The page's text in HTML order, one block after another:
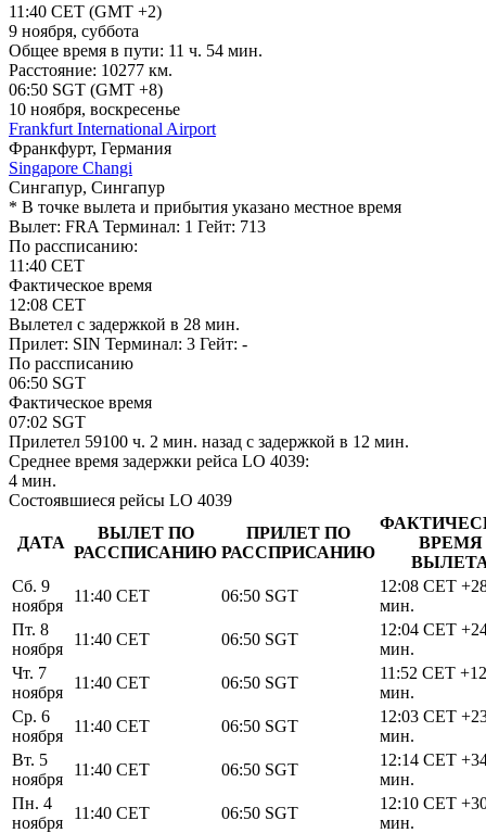
11:40 CET (GMT +2)
9 ноября, суббота
Общее время в пути: 11 ч. 54 мин.
Расстояние: 10277 км.
06:50 SGT (GMT +8)
10 ноября, воскресенье
Frankfurt International Airport
Франкфурт, Германия
Singapore Changi
Сингапур, Сингапур
* В точке вылета и прибытия указано местное время
Вылет: FRA Терминал: 1 Гейт: 713
По рассписанию:
11:40 CET
Фактическое время
12:08 CET
Вылетел c задержкой в 28 мин.
Прилет: SIN Терминал: 3 Гейт: -
По рассписанию
06:50 SGT
Фактическое время
07:02 SGT
Прилетел 59100 ч. 2 мин. назад c задержкой в 12 мин.
Среднее время задержки рейса LO 4039:
4 мин.
Состоявшиеся рейсы LO 4039
ДАТА
ВЫЛЕТ ПО
РАССПИСАНИЮ
ПРИЛЕТ ПО
РАССПРИСАНИЮ
ВРЕМЯ
Сб. 9
ноября
11:40 CET 06:50 SGT
12:08 CET
мин.
Пт. 8
ноября
11:40 CET 06:50 SGT
12:04 CET
мин.
Чт. 7
ноября
11:40 CET 06:50 SGT
11:52 CET +12
мин.
Ср. 6
ноября
11:40 CET 06:50 SGT
12:03 CET
мин.
Вт. 5
ноября
11:40 CET 06:50 SGT
12:14 CET
мин.
Пн. 4
ноября
11:40 CET 06:50 SGT
12:10 CET
мин.